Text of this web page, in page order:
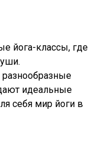
йога-классы, где
идеальные
себя мир йоги в